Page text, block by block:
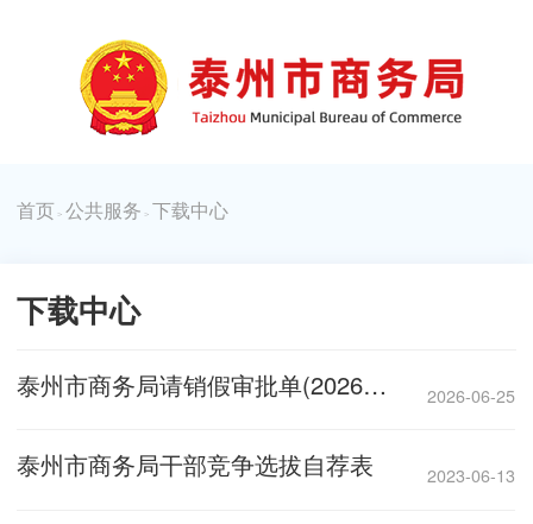
首页 >公共服务 > 下载中心
下载中心
泰州市商务局请销假审批单(2026版） 2026-06-25
泰州市商务局干部竞争选拔自荐表 2023-06-13